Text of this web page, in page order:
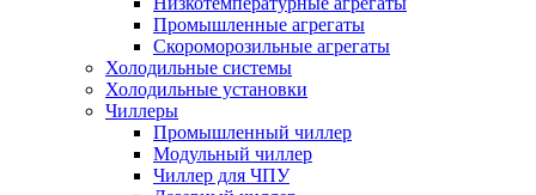
Промышленные агрегаты
Скороморозильные агрегаты
Холодильные системы
Холодильные установки
Чиллеры
Промышленный чиллер
Модульный чиллер
Чиллер для ЧПУ